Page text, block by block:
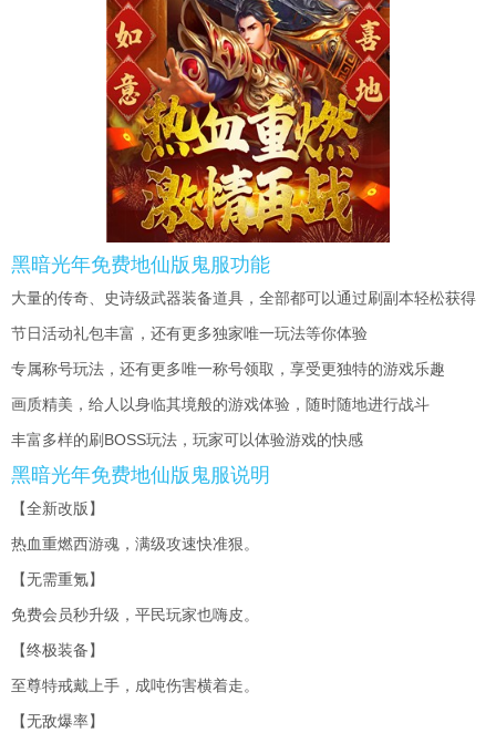
黑暗光年免费地仙版鬼服功能
大量的传奇、史诗级武器装备道具，全部都可以通过刷副本轻松获得
节日活动礼包丰富，还有更多独家唯一玩法等你体验
专属称号玩法，还有更多唯一称号领取，享受更独特的游戏乐趣
画质精美，给人以身临其境般的游戏体验，随时随地进行战斗
丰富多样的刷BOSS玩法，玩家可以体验游戏的快感
黑暗光年免费地仙版鬼服说明
【全新改版】
热血重燃西游魂，满级攻速快准狠。
【无需重氪】
免费会员秒升级，平民玩家也嗨皮。
【终极装备】
至尊特戒戴上手，成吨伤害横着走。
【无敌爆率】